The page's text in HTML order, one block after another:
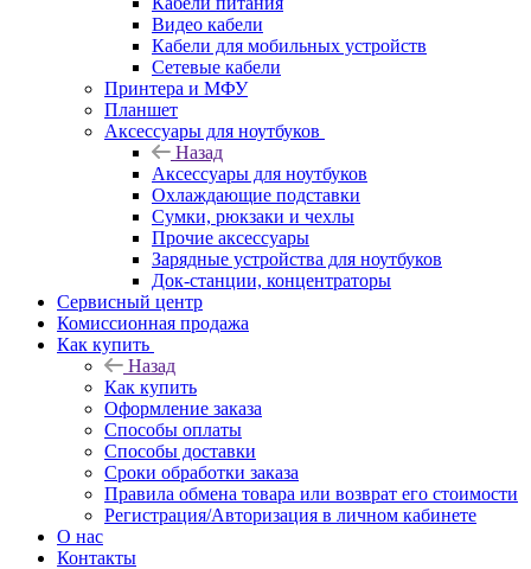
Видео кабели
Кабели для мобильных устройств
Сетевые кабели
Принтера и МФУ
Планшет
Аксессуары для ноутбуков
Назад
Аксессуары для ноутбуков
Охлаждающие подставки
Сумки, рюкзаки и чехлы
Прочие аксессуары
Зарядные устройства для ноутбуков
Док-станции, концентраторы
Сервисный центр
Комиссионная продажа
Как купить
Назад
Как купить
Оформление заказа
Способы оплаты
Способы доставки
Сроки обработки заказа
Правила обмена товара или возврат его стоимости
Регистрация/Авторизация в личном кабинете
О нас
Контакты